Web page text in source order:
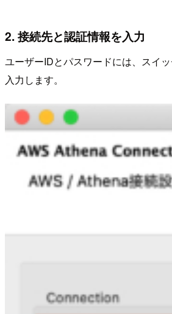
2. 接続先と認証情報を入力
ユーザーIDとパスワードには、スイ
入力します。